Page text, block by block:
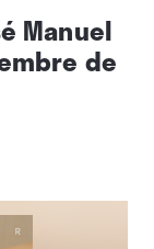
Manuel
de